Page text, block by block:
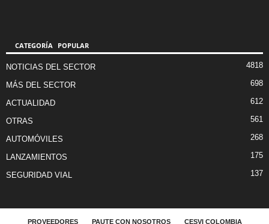
CATEGORÍA POPULAR
NOTICIAS DEL SECTOR 4818
MÁS DEL SECTOR 698
ACTUALIDAD 612
OTRAS 561
AUTOMÓVILES 268
LANZAMIENTOS 175
SEGURIDAD VIAL 137
PROVEEDORES PAUTE CON NOSOTROS CESVI COLOMBIA